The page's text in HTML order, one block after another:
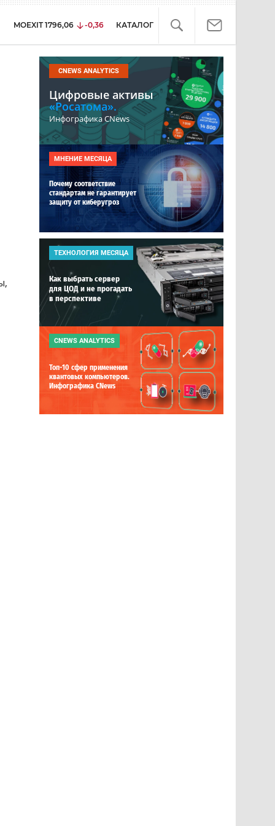
MOEXIT 1796,06 -0,36 КАТАЛОГ
CNEWS ANALYTICS
Цифровые активы
«Росатома».
Инфографика CNews
МНЕНИЕ МЕСЯЦА
Почему соответствие
стандартам не гарантирует
защиту от киберугроз
ТЕХНОЛОГИЯ МЕСЯЦА
Как выбрать сервер
для ЦОД и не прогадать
в перспективе
CNEWS ANALYTICS
Топ-10 сфер применения
квантовых компьютеров.
Инфографика CNews